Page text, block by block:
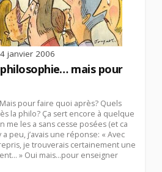
janvier 2006
mais pour
pour faire quoi après? Quels
la philo? Ça sert encore à quelque
me les a sans cesse posées (et ca
a peu, j’avais une réponse: « Avec
je trouverais certainement une
» Oui mais…pour enseigner